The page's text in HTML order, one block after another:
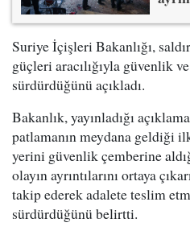
Suriye İçişleri Bakanlığı,
güçleri aracılığıyla güvenlik
sürdürdüğünü açıkladı.
Bakanlık, yayınladığı
patlamanın meydana geldiği
yerini güvenlik çemberine
olayın ayrıntılarını ortaya
takip ederek adalete teslim
sürdürdüğünü belirtti.